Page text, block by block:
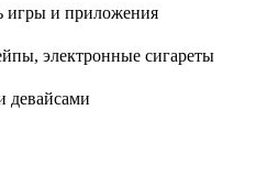
игры и приложения
электронные сигареты
девайсами